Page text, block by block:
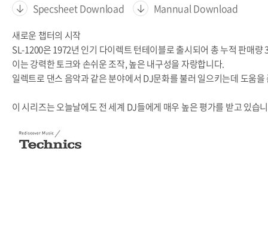
Specsheet Download Mannual Download
새로운 챕터의 시작
SL-1200은 1972년 인기 다이렉트 턴테이블로 출시되어 총 누적 판매
이는 강력한 토크와 손쉬운 조작, 높은 내구성을 자랑합니다.
일렉트로 댄스 음악과 같은 분야에서 DJ문화를 불러 일으키는데 도움
이 시리즈는 오늘날에도 전 세계 DJ들에게 매우 높은 평가를 받고 있습